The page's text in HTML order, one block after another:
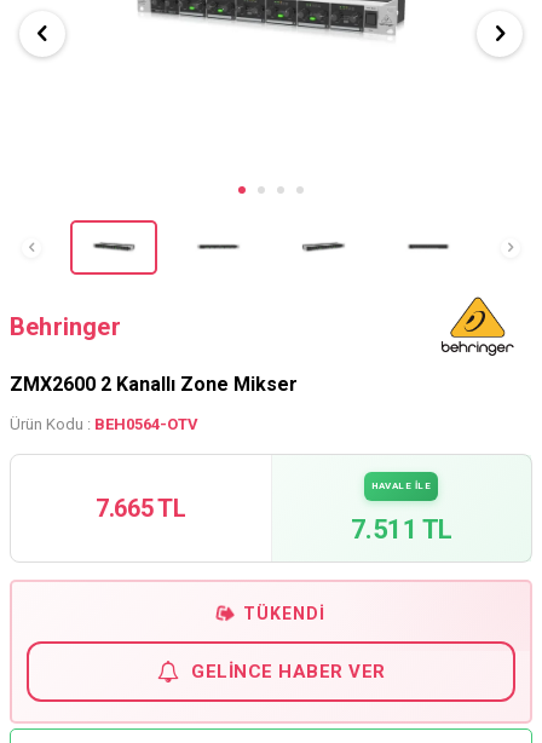
Behringer
ZMX2600 2 Kanallı Zone Mikser
Ürün Kodu : BEH0564-OTV
7.665 TL
HAVALE İLE
7.511 TL
TÜKENDI
GELINCE HABER VER